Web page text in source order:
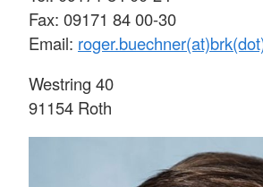
Fax: 09171 84 00-30
Email:
Westring 40
91154 Roth